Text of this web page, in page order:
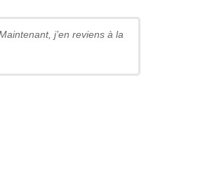
j’en reviens à la